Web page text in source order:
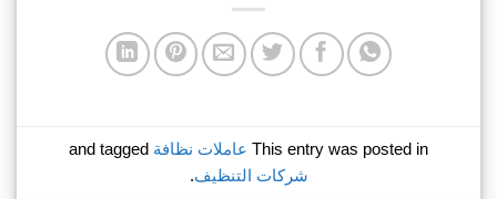
This entry was posted in عاملات نظافة
شركات التنظيف.